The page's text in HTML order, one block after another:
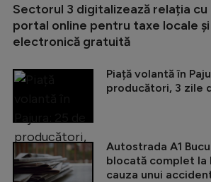
Sectorul 3 digitalizează relația
portal online pentru taxe locale
electronică gratuită
Piață volantă în
producători, 3 zile
Autostrada A1
blocată complet la
cauza unui